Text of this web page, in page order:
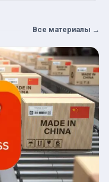
Все материалы →